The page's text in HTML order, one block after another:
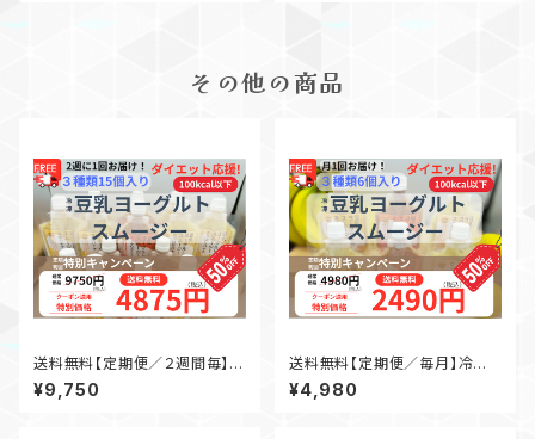
その他の商品
送料無料【定期便／２週間毎】冷
凍豆乳ヨーグルトスムージー３
種✗５個（計１５個）
¥9,750
送料無料【定期便／毎月】冷凍
豆乳ヨーグルトスムージー３種
✗２個（計６個）
¥4,980